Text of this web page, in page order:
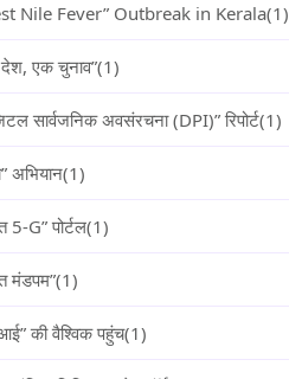
Nile Fever” Outbreak in Kerala(1)
एक चुनाव”(1)
सार्वजनिक अवसंरचना (DPI)” रिपोर्ट(1)
अभियान(1)
5-G” पोर्टल(1)
मंडपम”(1)
की वैश्विक पहुंच(1)